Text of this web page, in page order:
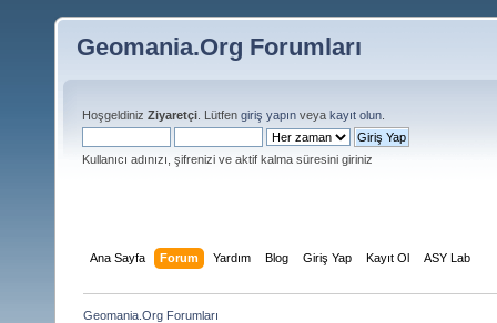
Geomania.Org Forumları
Hoşgeldiniz Ziyaretçi . Lütfen giriş yapın veya kayıt olun
Kullanıcı adınızı, şifrenizi ve aktif kalma süresini giriniz
Ana Sayfa Forum Yardım Blog Giriş Yap Kayıt Ol ASY Lab
Geomania.Org Forumları